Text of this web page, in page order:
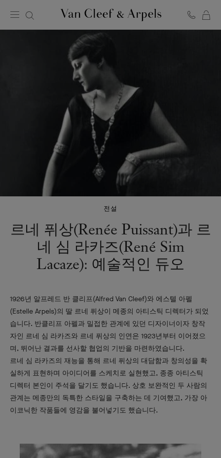
이
지
전설
르네 퓌상(Renée Puissant)과 르
네 심 라카즈(René Sim
Lacaze): 예술적인 듀오
1926년 알프레드 반 클리프(Alfred Van Cleef)와 에스텔 아펠
(Estelle Arpels)의 딸 르네 퓌상이 메종의 아티스틱 디렉터가 되었
습니다. 반클리프 아펠과 밀접한 관계에 있던 디자이너이자 창작
자인 르네 심 라카즈와 르네 퓌상의 인연은 1923년부터 이어졌으
며, 뛰어난 결과를 선사할 협업의 기반을 마련하였습니다.
르네 심 라카즈의 재능을 통해 르네 퓌상의 대담함과 창의성을 확
실하게 표현하며 아이디어를 스케치로 실현했고, 종종 아티스틱
디렉터 본인이 주석을 달기도 했습니다. 상호 보완적인 두 사람의
관계는 메종만의 독특한 스타일을 구축하는 데 기여했고, 가장 아
이코닉한 작품들에 영감을 불어넣기도 했습니다.